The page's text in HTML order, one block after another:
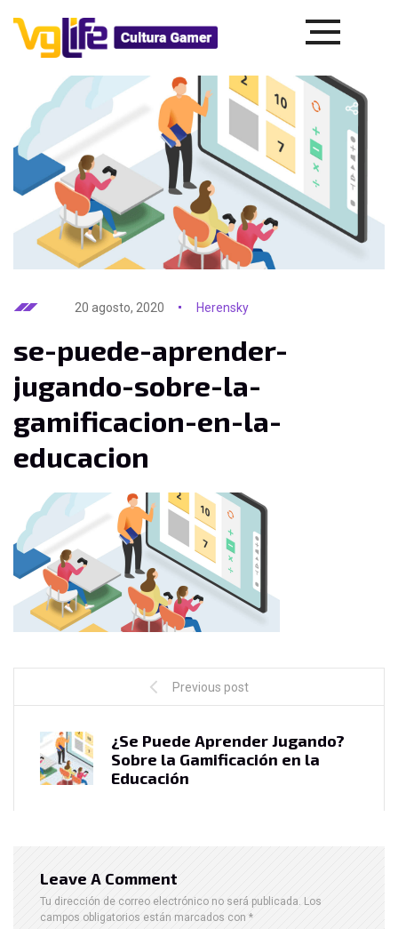
20 agosto, 2020 Herensky
se-puede-aprender-
jugando-sobre-la-
gamificacion-en-la-
educacion
Previous post
¿Se Puede Aprender Jugando?
Sobre la Gamificación en la
Educación
Leave A Comment
Tu dirección de correo electrónico no será publicada. Los
campos obligatorios están marcados con *